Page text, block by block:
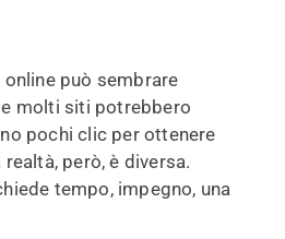
può sembrare
molti siti potrebbero
pochi clic per ottenere
però, è diversa.
tempo, impegno, una